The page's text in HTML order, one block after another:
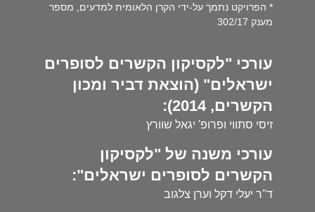
* הפרויקט נתמך על-ידי הקרן הלאומית למדעים, מספר
מענק 302/17
עורכי "לקסיקון הקשרים לסופרים
ישראלים" (הוצאת דביר ומכון
הקשרים, 2014):
זיסי סתווי ופרופ' יגאל שוורץ
עורכי משנה של "לקסיקון
הקשרים לסופרים ישראלים":
ד"ר יעלי דקל וערן צלגוב